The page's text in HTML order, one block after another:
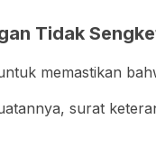
Tidak
memastikan
surat